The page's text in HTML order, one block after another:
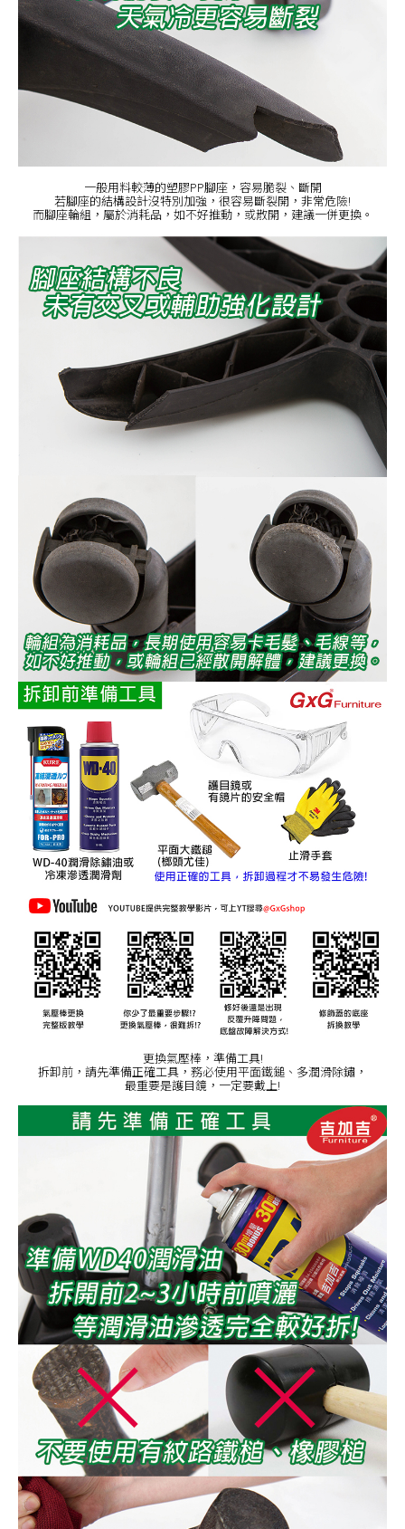
一般用料較薄的塑膠PP腳座，容易脆裂、斷開
若腳座的結構設計沒特別加強，很容易斷裂開，非常危險!
而腳座輪組，屬於消耗品，如不好推動，或散開，建議一併更換。
更換氣壓棒，準備工具!
拆卸前，請先準備正確工具，務必使用平面鐵鎚、多潤滑除鏽，
最重要是護目鏡，一定要戴上!